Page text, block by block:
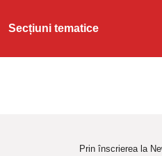
Secțiuni tematice
Prin înscrierea la